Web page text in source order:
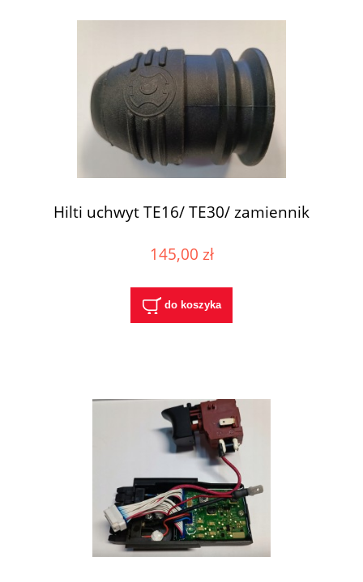
Hilti uchwyt TE16/ TE30/ zamiennik
145,00 zł
do koszyka